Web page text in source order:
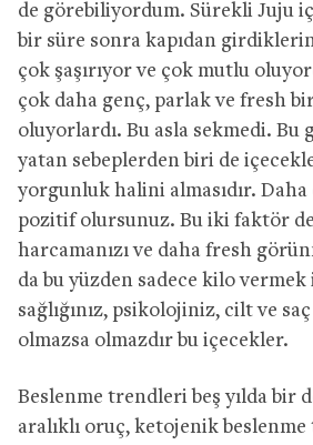
de görebiliyordum. Sürekli Juju
bir süre sonra kapıdan
çok şaşırıyor ve çok mutlu
çok daha genç, parlak ve fresh
oluyorlardı. Bu asla sekmedi. Bu
yatan sebeplerden biri de
yorgunluk halini almasıdır.
pozitif olursunuz. Bu iki faktör
harcamanızı ve daha fresh
da bu yüzden sadece kilo
sağlığınız, psikolojiniz, cilt ve saç
olmazsa olmazdır bu içecekler.
Beslenme trendleri beş yılda bir
aralıklı oruç, ketojenik